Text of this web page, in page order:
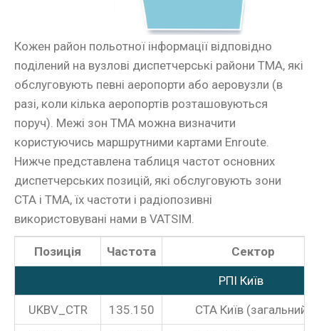
Кожен район польотної інформації відповідно
поділений на вузлові диспетчерські райони ТМА, які
обслуговують певні аеропорти або аеровузли (в
разі, коли кілька аеропортів розташовуються
поруч). Межі зон ТМА можна визначити
користуючись маршрутними картами Enroute.
Нижче представлена таблиця частот основних
диспетчерських позицій, які обслуговують зони
СТА і ТМА, їх частоти і радіопозивні
використовувані нами в VATSIM.
Позиція Частота Сектор
РПІ Київ
UKBV_CTR 135.150 CTA Київ (загальний)